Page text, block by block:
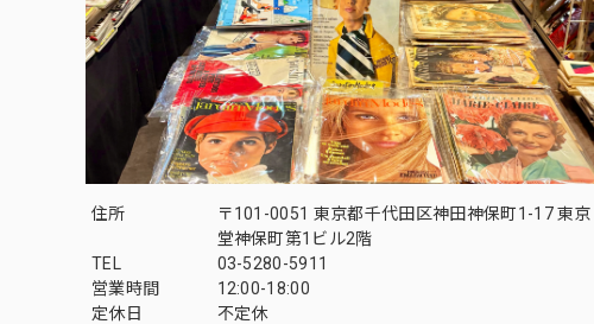
住所
〒101-0051 東京都千代田区神田神保町1-17 東京
堂神保町第1ビル2階
TEL
03-5280-5911
営業時間
12:00-18:00
定休日
不定休